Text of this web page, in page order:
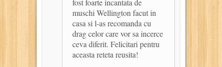
fost foarte incantata de
muschi Wellington facut in
casa si l-as recomanda cu
drag celor care vor sa incerce
ceva diferit. Felicitari pentru
aceasta reteta reusita!